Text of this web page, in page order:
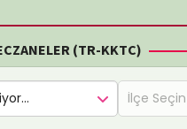
(TR-KKTC)